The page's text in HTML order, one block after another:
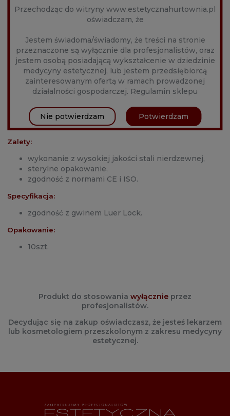
Ultracienkie igły, 3-krotnie ostrzone laserowo, o
podwyższonym kącie ścięcia.
Gwarantują pełny komfort zabiegowy i szybkie, gładkie
wkłucie.
Jałowe, sterylizowane, niepirogenne.
Zakres stosowania:
mezoterapia.
Zalety:
wykonanie z wysokiej jakości stali nierdzewnej,
sterylne opakowanie,
zgodność z normami CE i ISO.
Specyfikacja:
zgodność z gwinem Luer Lock.
Opakowanie:
10szt.
Produkt do stosowania wyłącznie przez
profesjonalistów.
Decydując się na zakup oświadczasz, że jesteś lekarzem
lub kosmetologiem przeszkolonym z zakresu medycyny
estetycznej.
Przechodząc do witryny www.estetycznahurtownia.pl
oświadczam, że
Jestem świadoma/świadomy, że treści na stronie
przeznaczone są wyłącznie dla profesjonalistów, oraz
jestem osobą posiadającą wykształcenie w dziedzinie
medycyny estetycznej, lub jestem przedsiębiorcą
zainteresowanym ofertą w ramach prowadzonej
działalności gospodarczej. Regulamin sklepu
Nie potwierdzam Potwierdzam